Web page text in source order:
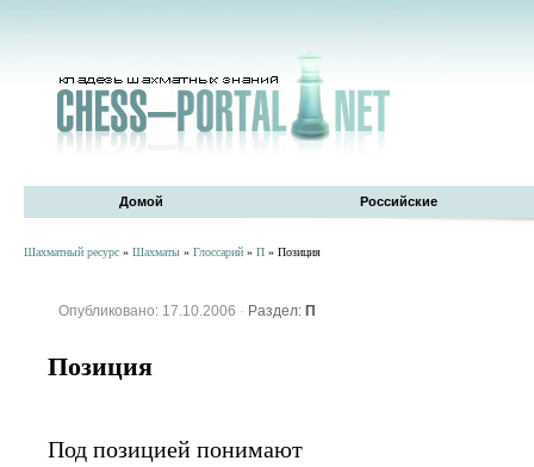
Домой Российские
Шахматный ресурс » Шахматы » Глоссарий » П » Позиция
Опубликовано: 17.10.2006 · Раздел: П
Позиция
Под позицией понимают